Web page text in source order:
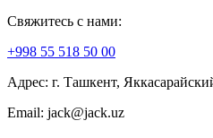
Свяжитесь с нами:
+998 55 518 50 00
Адрес: г. Ташкент,
Email: jack@jack.uz